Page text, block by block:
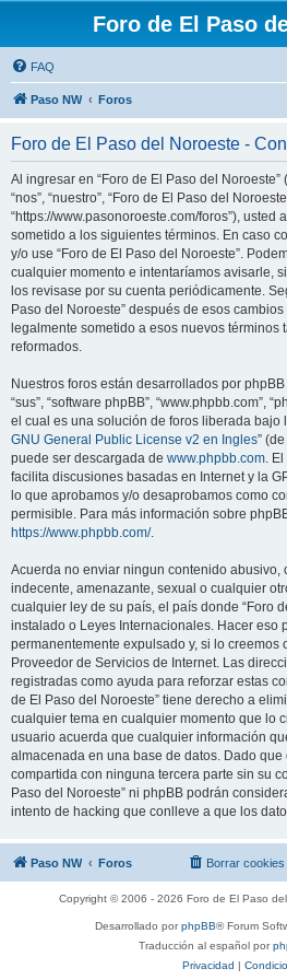
Foro de El Paso
FAQ
Paso NW Foros
Foro de El Paso del Noroeste -
Al ingresar en “Foro de El Paso del Noroeste”
“nos”, “nuestro”, “Foro de El Paso del
“https://www.pasonoroeste.com/foros”), usted
sometido a los siguientes términos. En caso
y/o use “Foro de El Paso del Noroeste”.
cualquier momento e intentaríamos avisarle,
los revisase por su cuenta periódicamente.
Paso del Noroeste” después de esos
legalmente sometido a esos nuevos términos
reformados.
Nuestros foros están desarrollados por
“sus”, “software phpBB”, “www.phpbb.com”,
el cual es una solución de foros liberada bajo
GNU General Public License v2 en Ingles”
puede ser descargada de www.phpbb.com.
facilita discusiones basadas en Internet y la
lo que aprobamos y/o desaprobamos como
permisible. Para más información sobre
https://www.phpbb.com/.
Acuerda no enviar ningun contenido abusivo,
indecente, amenazante, sexual o cualquier
cualquier ley de su país, el país donde “Foro
instalado o Leyes Internacionales. Hacer eso
permanentemente expulsado y, si lo creemos
Proveedor de Servicios de Internet. Las
registradas como ayuda para reforzar estas
de El Paso del Noroeste” tiene derecho a
cualquier tema en cualquier momento que lo
usuario acuerda que cualquier información
almacenada en una base de datos. Dado
compartida con ninguna tercera parte sin su
Paso del Noroeste” ni phpBB podrán
intento de hacking que conlleve a que los
Paso NW Foros Borrar cookies
Copyright © 2006 - 2026 Foro de El Paso del
Desarrollado porphpBB® Forum
Traducción al español por
Privacidad |